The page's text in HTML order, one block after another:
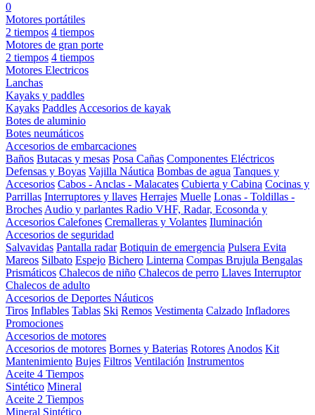
0
Motores portátiles
2 tiempos 4 tiempos
Motores de gran porte
2 tiempos 4 tiempos
Motores Electricos
Lanchas
Kayaks y paddles
Kayaks Paddles Accesorios de kayak
Botes de aluminio
Botes neumáticos
Accesorios de embarcaciones
Baños Butacas y mesas Posa Cañas Componentes Eléctricos
Defensas y Boyas Vajilla Náutica Bombas de agua Tanques y
Accesorios Cabos - Anclas - Malacates Cubierta y Cabina Cocinas y
Parrillas Interruptores y llaves Herrajes Muelle Lonas - Toldillas -
Broches Audio y parlantes Radio VHF, Radar, Ecosonda y
Accesorios Calefones Cremalleras y Volantes Iluminación
Accesorios de seguridad
Salvavidas Pantalla radar Botiquin de emergencia Pulsera Evita
Mareos Silbato Espejo Bichero Linterna Compas Brujula Bengalas
Prismáticos Chalecos de niño Chalecos de perro Llaves Interruptor
Chalecos de adulto
Accesorios de Deportes Náuticos
Tiros Inflables Tablas Ski Remos Vestimenta Calzado Infladores
Promociones
Accesorios de motores
Accesorios de motores Bornes y Baterias Rotores Anodos Kit
Mantenimiento Bujes Filtros Ventilación Instrumentos
Aceite 4 Tiempos
Sintético Mineral
Aceite 2 Tiempos
Mineral Sintético